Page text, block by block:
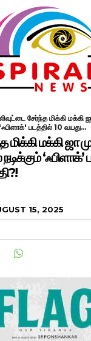
சேர்ந்த மிக்கி
படத்தில் 10 வயது...
மிக்கி மக்கி ஜா
15, 2025